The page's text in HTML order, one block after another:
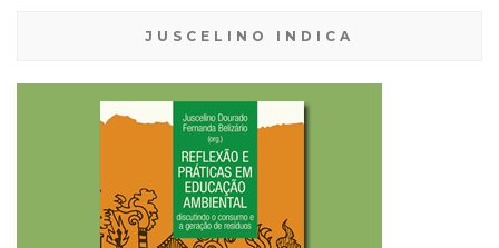
JUSCELINO INDICA